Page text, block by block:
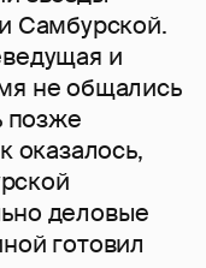
Самбурской.
и
не общались
позже
оказалось,
деловые
готовил